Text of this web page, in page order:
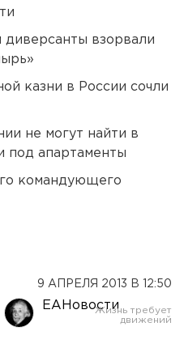
диверсанты взорвали
казни в России сочли
не могут найти в
под апартаменты
командующего
9 АПРЕЛЯ 2013 В 12:50
ЕАНовости